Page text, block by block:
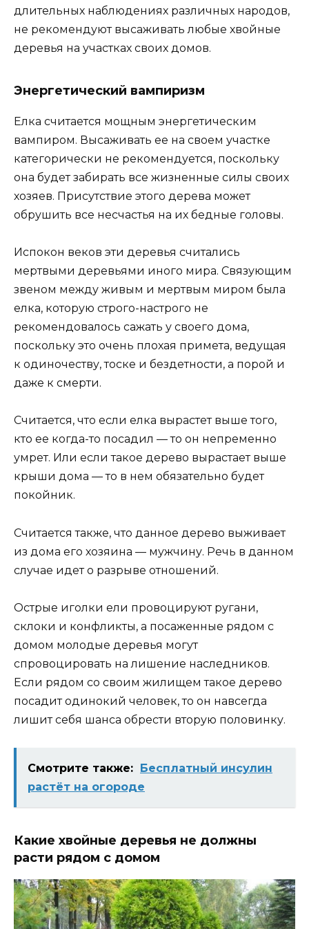
длительных наблюдениях различных народов,
не рекомендуют высаживать любые хвойные
деревья на участках своих домов.
Энергетический вампиризм
Елка считается мощным энергетическим
вампиром. Высаживать ее на своем участке
категорически не рекомендуется, поскольку
она будет забирать все жизненные силы своих
хозяев. Присутствие этого дерева может
обрушить все несчастья на их бедные головы.
Испокон веков эти деревья считались
мертвыми деревьями иного мира. Связующим
звеном между живым и мертвым миром была
елка, которую строго-настрого не
рекомендовалось сажать у своего дома,
поскольку это очень плохая примета, ведущая
к одиночеству, тоске и бездетности, а порой и
даже к смерти.
Считается, что если елка вырастет выше того,
кто ее когда-то посадил — то он непременно
умрет. Или если такое дерево вырастает выше
крыши дома — то в нем обязательно будет
покойник.
Считается также, что данное дерево выживает
из дома его хозяина — мужчину. Речь в данном
случае идет о разрыве отношений.
Острые иголки ели провоцируют ругани,
склоки и конфликты, а посаженные рядом с
домом молодые деревья могут
спровоцировать на лишение наследников.
Если рядом со своим жилищем такое дерево
посадит одинокий человек, то он навсегда
лишит себя шанса обрести вторую половинку.
Смотрите также: Бесплатный инсулин
растёт на огороде
Какие хвойные деревья не должны
расти рядом с домом